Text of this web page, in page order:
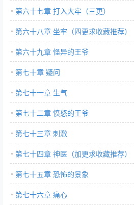
第六十七章 打入大牢（三更）
第六十八章 坐牢（四更求收藏推荐）
第六十九章 怪异的王爷
第七十章 疑问
第七十一章 生气
第七十二章 愤怒的王爷
第七十三章 刺激
第七十四章 神医（加更求收藏推荐）
第七十五章 恐怖的景象
第七十六章 痛心